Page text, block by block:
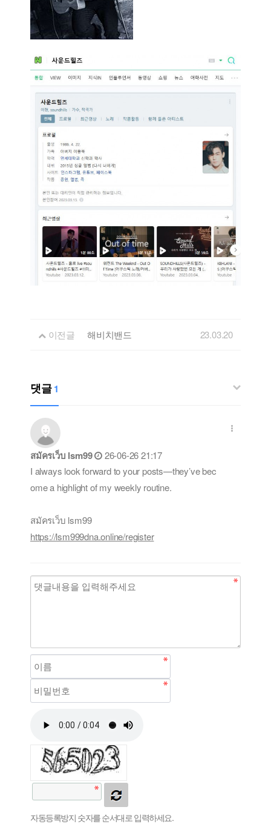
이전글 해비치밴드 23.03.20
댓글1
สมัครเว็บ lsm99
26-06-26 21:17
I always look forward to your posts—they’ve bec
ome a highlight of my weekly routine.
สมัครเว็บ lsm99
https://lsm999dna.online/register
자동등록방지 숫자를 순서대로 입력하세요.